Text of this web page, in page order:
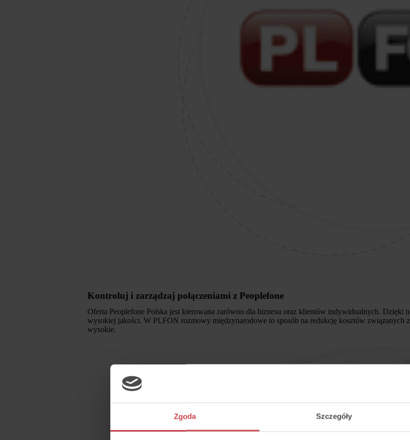
Zgoda Szczegóły
Kontroluj i zarządzaj połączeniami z Peoplefone
Oferta Peoplefone Polska jest kierowana zarówno dla biznesu oraz klientów indywidualnych. Dzięki
wysokiej jakości. W PLFON rozmowy międzynarodowe to sposób na redukcję kosztów związanych
wysokie.